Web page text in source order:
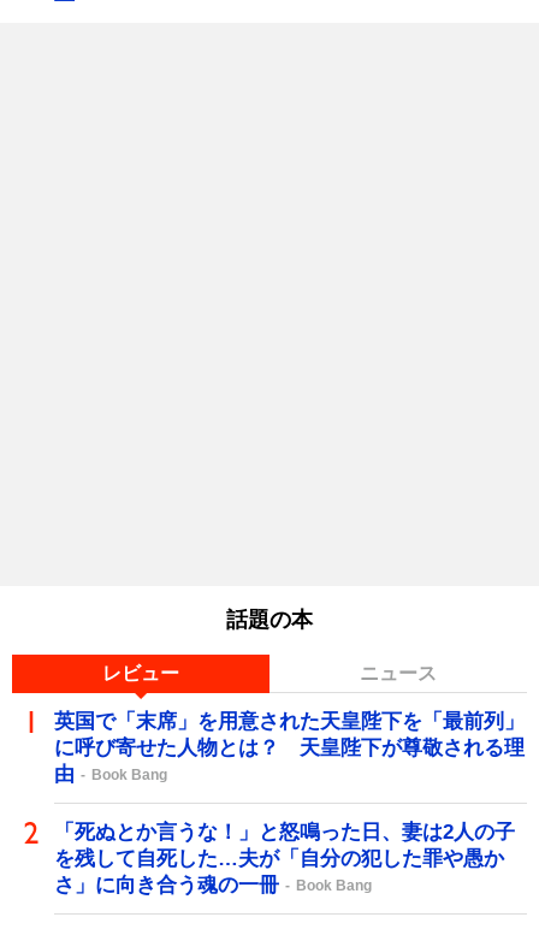
話題の本
レビュー ニュース
英国で「末席」を用意された天皇陛下を「最前列」
に呼び寄せた人物とは？ 天皇陛下が尊敬される理
由
Book Bang
「死ぬとか言うな！」と怒鳴った日、妻は2人の子
を残して自死した…夫が「自分の犯した罪や愚か
さ」に向き合う魂の一冊
Book Bang